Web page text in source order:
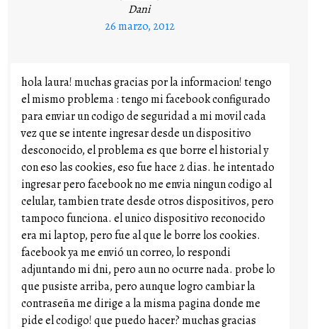
Dani
26 marzo, 2012
hola laura! muchas gracias por la informacion! tengo
el mismo problema : tengo mi facebook configurado
para enviar un codigo de seguridad a mi movil cada
vez que se intente ingresar desde un dispositivo
desconocido, el problema es que borre el historial y
con eso las cookies, eso fue hace 2 dias. he intentado
ingresar pero facebook no me envia ningun codigo al
celular, tambien trate desde otros dispositivos, pero
tampoco funciona. el unico dispositivo reconocido
era mi laptop, pero fue al que le borre los cookies.
facebook ya me envió un correo, lo respondi
adjuntando mi dni, pero aun no ocurre nada. probe lo
que pusiste arriba, pero aunque logro cambiar la
contraseña me dirige a la misma pagina donde me
pide el codigo! que puedo hacer? muchas gracias